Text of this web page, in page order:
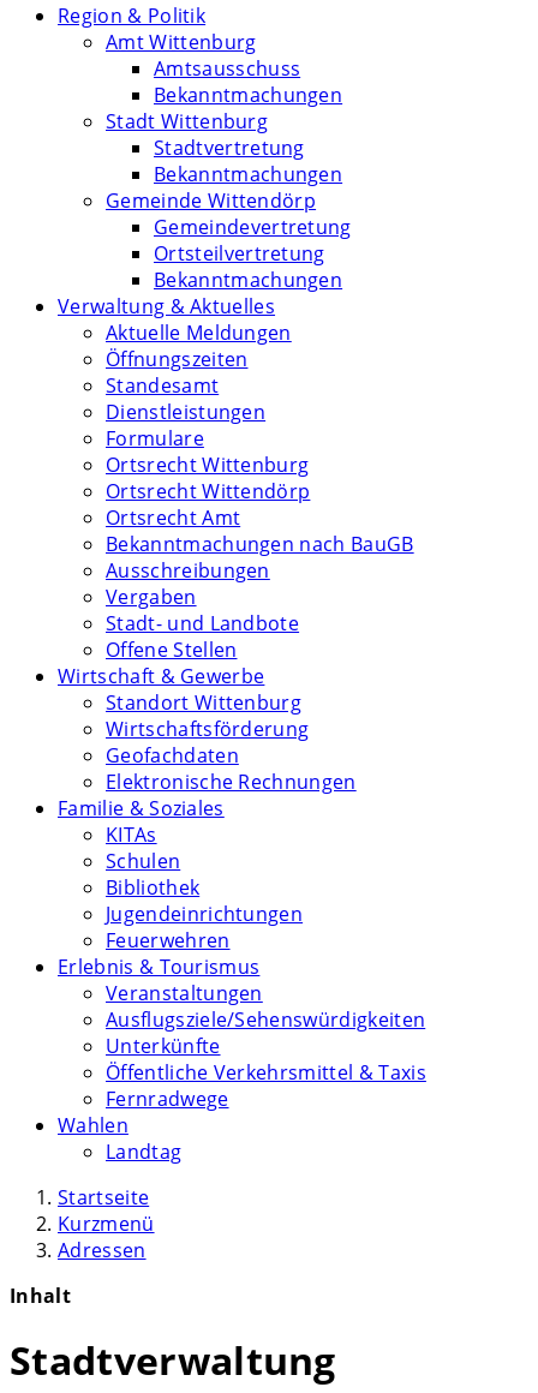
Region & Politik
Amt Wittenburg
Amtsausschuss
Bekanntmachungen
Stadt Wittenburg
Stadtvertretung
Bekanntmachungen
Gemeinde Wittendörp
Gemeindevertretung
Ortsteilvertretung
Bekanntmachungen
Verwaltung & Aktuelles
Aktuelle Meldungen
Öffnungszeiten
Standesamt
Dienstleistungen
Formulare
Ortsrecht Wittenburg
Ortsrecht Wittendörp
Ortsrecht Amt
Bekanntmachungen nach BauGB
Ausschreibungen
Vergaben
Stadt- und Landbote
Offene Stellen
Wirtschaft & Gewerbe
Standort Wittenburg
Wirtschaftsförderung
Geofachdaten
Elektronische Rechnungen
Familie & Soziales
KITAs
Schulen
Bibliothek
Jugendeinrichtungen
Feuerwehren
Erlebnis & Tourismus
Veranstaltungen
Ausflugsziele/Sehenswürdigkeiten
Unterkünfte
Öffentliche Verkehrsmittel & Taxis
Fernradwege
Wahlen
Landtag
Startseite
Kurzmenü
Adressen
Inhalt
Stadtverwaltung